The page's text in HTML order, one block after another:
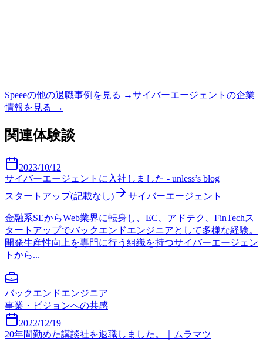
Speeeの他の退職事例を見る →サイバーエージェント の企業
情報を見る →
関連体験談
2023/10/12
サイバーエージェントに入社しました - unless’s blog
スタートアップ(記載なし)
サイバーエージェント
金融系SEからWeb業界に転身し、EC、アドテク、FinTechス
タートアップでバックエンドエンジニアとして多様な経験。
開発生産性向上を専門に行う組織を持つサイバーエージェン
トから...
バックエンドエンジニア
事業・ビジョンへの共感
2022/12/19
20年間勤めた講談社を退職しました。｜ムラマツ